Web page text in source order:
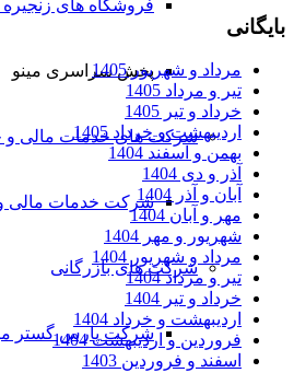
فروشگاه های زنجیره
پخش سراسری مینو
شرکت های خدمات مالی و
شرکت خدمات مالی و
شرکت های بازرگانی
شرکت پارس گستر
بایگانی
مرداد و شهریور 1405
تیر و مرداد 1405
خرداد و تیر 1405
اردیبهشت و خرداد 1405
بهمن و اسفند 1404
آذر و دی 1404
آبان و آذر 1404
مهر و آبان 1404
شهریور و مهر 1404
مرداد و شهریور 1404
تیر و مرداد 1404
خرداد و تیر 1404
اردیبهشت و خرداد 1404
فروردین و اردیبهشت 1404
اسفند و فروردین 1403